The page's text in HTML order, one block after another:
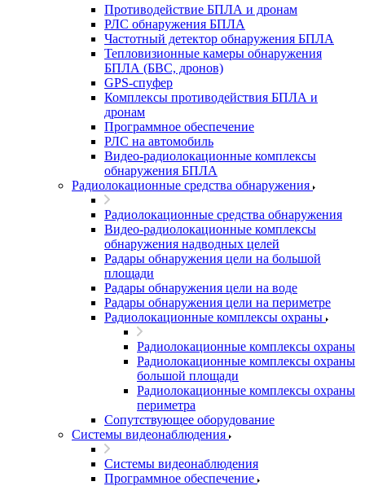
Противодействие БПЛА и дронам
РЛС обнаружения БПЛА
Частотный детектор обнаружения БПЛА
Тепловизионные камеры обнаружения
БПЛА (БВС, дронов)
GPS-спуфер
Комплексы противодействия БПЛА и
дронам
Программное обеспечение
РЛС на автомобиль
Видео-радиолокационные комплексы
обнаружения БПЛА
Радиолокационные средства обнаружения
Радиолокационные средства обнаружения
Видео-радиолокационные комплексы
обнаружения надводных целей
Радары обнаружения цели на большой
площади
Радары обнаружения цели на воде
Радары обнаружения цели на периметре
Радиолокационные комплексы охраны
Радиолокационные комплексы охраны
Радиолокационные комплексы охраны
большой площади
Радиолокационные комплексы охраны
периметра
Сопутствующее оборудование
Системы видеонаблюдения
Системы видеонаблюдения
Программное обеспечение